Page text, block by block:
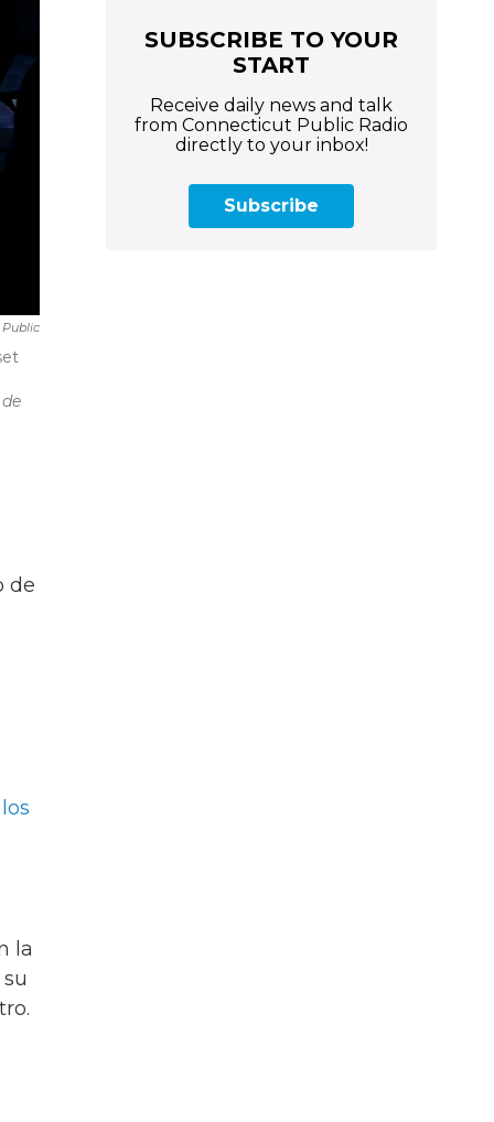
de
la
SUBSCRIBE TO YOUR
START
Receive daily news and talk
from Connecticut Public Radio
directly to your inbox!
Subscribe